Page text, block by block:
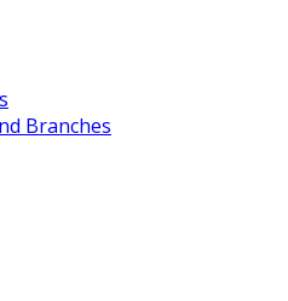
Branches